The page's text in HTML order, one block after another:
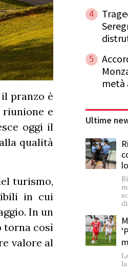
pranzo è
riunione e
oggi il
qualità
turismo,
in cui
In un
torna così
valore al
4
5
metà
Ultime